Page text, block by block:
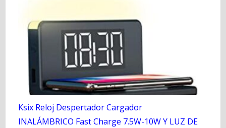
Ksix Reloj Despertador Cargador
INALÁMBRICO Fast Charge 7.5W-10W Y LUZ DE